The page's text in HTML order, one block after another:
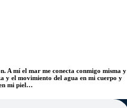
A mí el mar me conecta conmigo misma y
y el movimiento del agua en mi cuerpo y
mi piel…